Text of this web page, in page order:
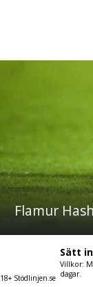
Flamur
18+ Stödlinjen.se
Sätt
Villkor:
dagar.